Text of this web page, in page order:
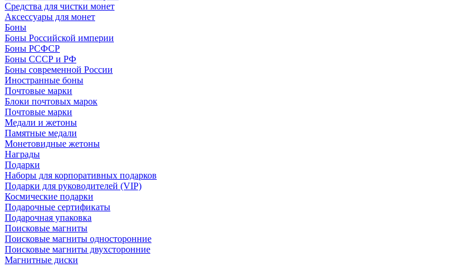
Средства для чистки монет
Аксессуары для монет
Боны
Боны Российской империи
Боны РСФСР
Боны СССР и РФ
Боны современной России
Иностранные боны
Почтовые марки
Блоки почтовых марок
Почтовые марки
Медали и жетоны
Памятные медали
Монетовидные жетоны
Награды
Подарки
Наборы для корпоративных подарков
Подарки для руководителей (VIP)
Космические подарки
Подарочные сертификаты
Подарочная упаковка
Поисковые магниты
Поисковые магниты односторонние
Поисковые магниты двухсторонние
Магнитные диски